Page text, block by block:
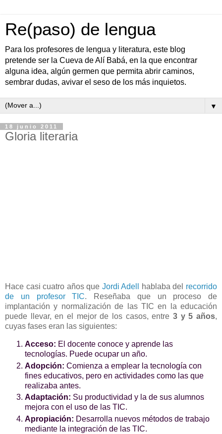
Re(paso) de lengua
Para los profesores de lengua y literatura, este blog
pretende ser la Cueva de Alí Babá, en la que encontrar
alguna idea, algún germen que permita abrir caminos,
sembrar dudas, avivar el seso de los más inquietos.
▼
18 junio 2011
Gloria literaria
Hace casi cuatro años que Jordi Adell hablaba del recorrido
de un profesor TIC. Reseñaba que un proceso de
implantación y normalización de las TIC en la educación
puede llevar, en el mejor de los casos, entre 3 y 5 años,
cuyas fases eran las siguientes:
Acceso: El docente conoce y aprende las
tecnologías. Puede ocupar un año.
Adopción: Comienza a emplear la tecnología con
fines educativos, pero en actividades como las que
realizaba antes.
Adaptación: Su productividad y la de sus alumnos
mejora con el uso de las TIC.
Apropiación: Desarrolla nuevos métodos de trabajo
mediante la integración de las TIC.